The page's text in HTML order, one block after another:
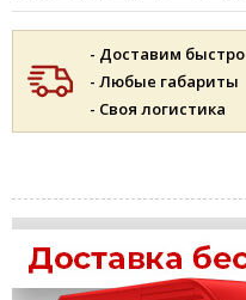
- Доставим быстро
- Любые габариты
- Своя логистика